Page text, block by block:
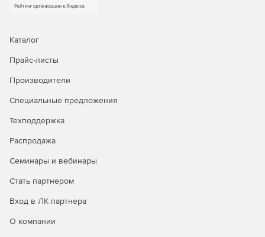
Фильтр (поиск) в смете и акте.
Окно «Акт выполненных работ»
Задание общего процента выполнения по всей смете
Графическое отображение закрытия по каждой
Дополнительные возможности
Редактор стандартных сметных отчетов.
Каталог
Прайс-листы
Производители
Специальные предложения
Техподдержка
Распродажа
Семинары и вебинары
Стать партнером
Вход в ЛК партнера
О компании